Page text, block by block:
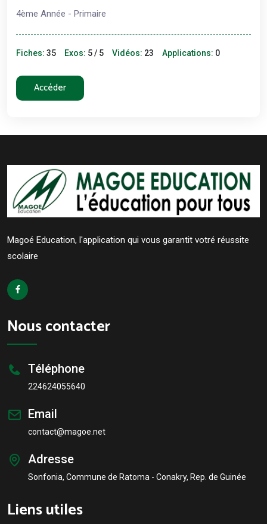
4ème Année - Primaire
Fiches: 35 Exos: 5 / 5 Vidéos: 23 Applications: 0
Accéder
Magoé Education, l'application qui vous garantit votré réussite
scolaire
Nous contacter
Téléphone
224624055640
Email
contact@magoe.net
Adresse
Sonfonia, Commune de Ratoma - Conakry, Rep. de Guinée
Liens utiles